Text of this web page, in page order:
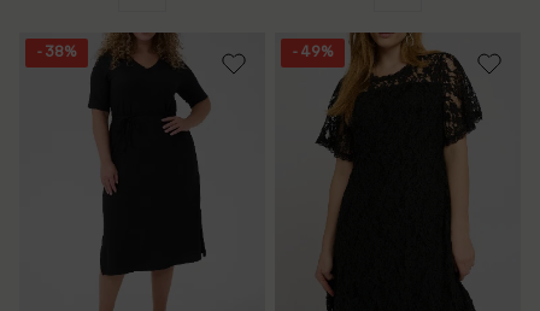
- 38% - 49%